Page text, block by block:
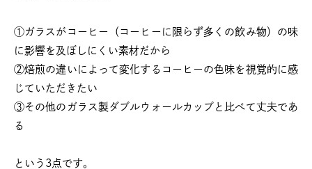
①ガラスがコーヒー（コーヒーに限らず多くの飲み物）の味
に影響を及ぼしにくい素材だから
②焙煎の違いによって変化するコーヒーの色味を視覚的に感
じていただきたい
③その他のガラス製ダブルウォールカップと比べて丈夫であ
る
という3点です。